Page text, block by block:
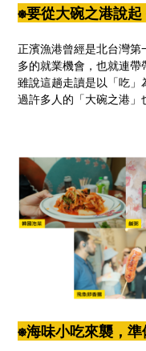
⎈要從大碗之港說
正濱漁港曾經是北台灣
多的就業機會，也就連帶
雖說這趟走讀是以「吃
過許多人的「大碗之港」
⎈海味小吃來襲，準